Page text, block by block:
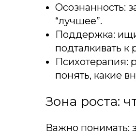
Осознанность:
“лучшее”.
Поддержка:
подталкивать к
Психотерапия:
понять, какие
Зона роста:
Важно понимать: